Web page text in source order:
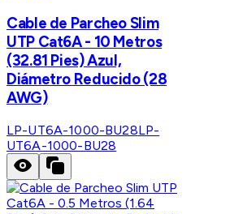
Cable de Parcheo Slim
UTP Cat6A - 10 Metros
(32.81 Pies) Azul,
Diámetro Reducido (28
AWG)
LP-UT6A-1000-BU28LP-
UT6A-1000-BU28